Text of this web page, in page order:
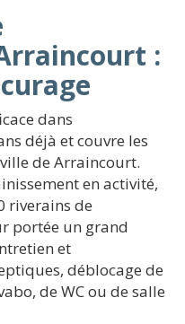
:
dans
déjà et couvre les
de Arraincourt.
en activité,
riverains de
portée un grand
et
déblocage de
de WC ou de salle